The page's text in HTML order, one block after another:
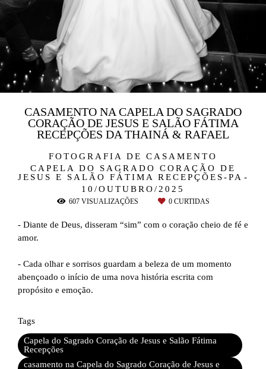
FOTOGRAFIA DE CASAMENTO
CAPELA DO SAGRADO CORAÇÃO DE
JESUS E SALÃO FÁTIMA RECEPÇÕES-PA
10/OUTUBRO/2025
CASAMENTO NA CAPELA DO SAGRADO
CORAÇÃO DE JESUS E SALÃO FÁTIMA
RECEPÇÕES DA THAINÁ & RAFAEL
607VISUALIZAÇÕES 0CURTIDAS
- Diante de Deus, disseram “sim” com o coração cheio de fé e
amor.
- Cada olhar e sorrisos guardam a beleza de um momento
abençoado o início de uma nova história escrita com
propósito e emoção.
Tags
Capela do Sagrado Coração de Jesus e Salão Fátima
Recepções
casamento na Capela do Sagrado Coração de Jesus e